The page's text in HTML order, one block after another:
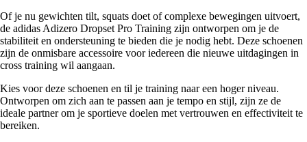
Of je nu gewichten tilt, squats doet of complexe bewegingen uitvoert,
de adidas Adizero Dropset Pro Training zijn ontworpen om je de
stabiliteit en ondersteuning te bieden die je nodig hebt. Deze schoenen
zijn de onmisbare accessoire voor iedereen die nieuwe uitdagingen in
cross training wil aangaan.
Kies voor deze schoenen en til je training naar een hoger niveau.
Ontworpen om zich aan te passen aan je tempo en stijl, zijn ze de
ideale partner om je sportieve doelen met vertrouwen en effectiviteit te
bereiken.